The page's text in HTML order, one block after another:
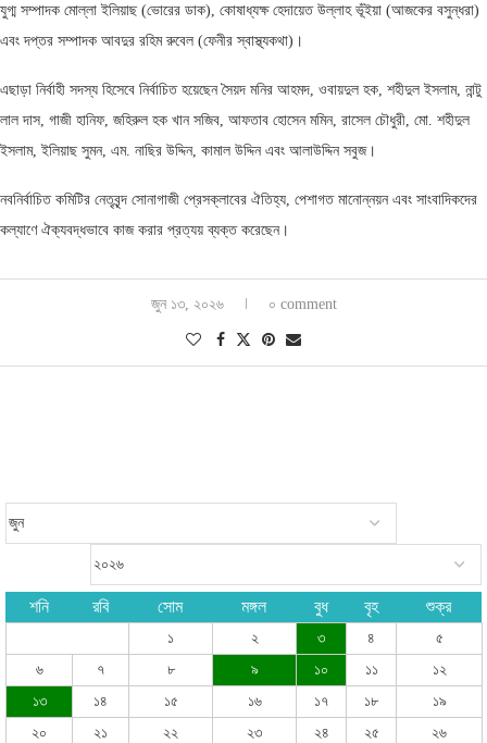
যুগ্ম সম্পাদক মোল্লা ইলিয়াছ (ভোরের ডাক), কোষাধ্যক্ষ হেদায়েত উল্লাহ ভূঁইয়া (আজকের বসুন্ধরা)
এবং দপ্তর সম্পাদক আবদুর রহিম রুবেল (ফেনীর স্বাস্থ্যকথা)।
এছাড়া নির্বাহী সদস্য হিসেবে নির্বাচিত হয়েছেন সৈয়দ মনির আহমদ, ওবায়দুল হক, শহীদুল ইসলাম, নান্টু
লাল দাস, গাজী হানিফ, জহিরুল হক খান সজিব, আফতাব হোসেন মমিন, রাসেল চৌধুরী, মো. শহীদুল
ইসলাম, ইলিয়াছ সুমন, এম. নাছির উদ্দিন, কামাল উদ্দিন এবং আলাউদ্দিন সবুজ।
নবনির্বাচিত কমিটির নেতৃবৃন্দ সোনাগাজী প্রেসক্লাবের ঐতিহ্য, পেশাগত মানোন্নয়ন এবং সাংবাদিকদের
কল্যাণে ঐক্যবদ্ধভাবে কাজ করার প্রত্যয় ব্যক্ত করেছেন।
জুন ১৩, ২০২৬ ০ comment
শনি রবি সোম মঙ্গল বুধ বৃহ শুক্র
১ ২ ৩ ৪
৫
৬
৭ ৮ ৯ ১০ ১১
১২
১৩
১৪ ১৫ ১৬ ১৭ ১৮
১৯
২০
২১ ২২ ২৩ ২৪ ২৫
২৬